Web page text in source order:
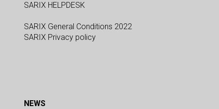
SARIX HELPDESK
SARIX General Conditions 2022
SARIX Privacy policy
NEWS